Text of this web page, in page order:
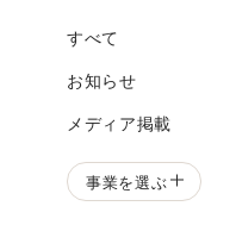
すべて
お知らせ
メディア掲載
事業を選ぶ